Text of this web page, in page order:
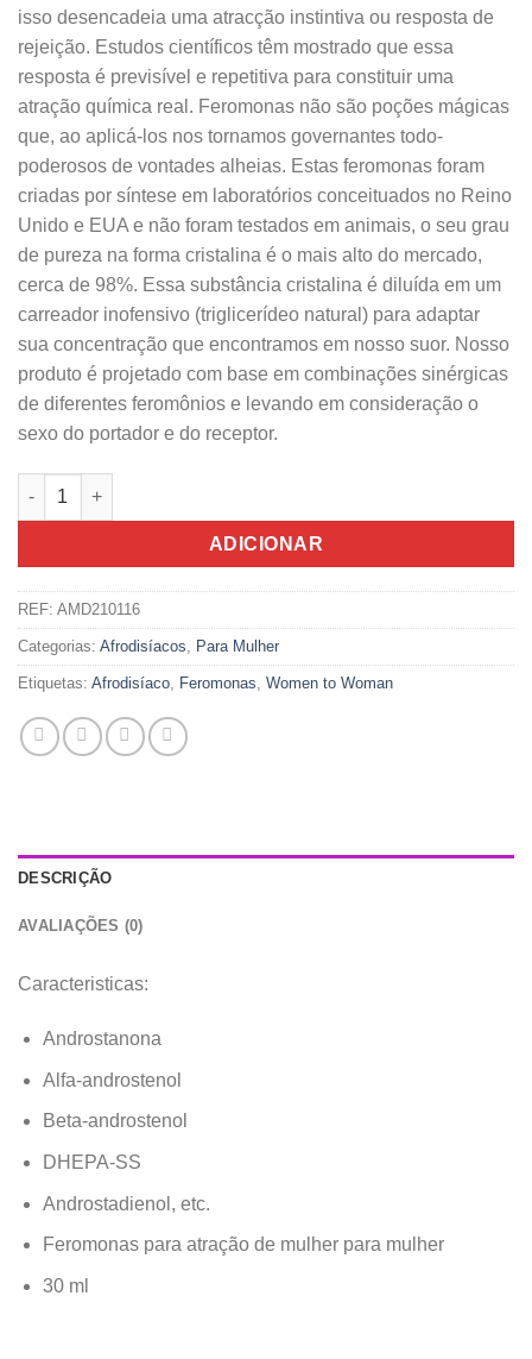
isso desencadeia uma atracção instintiva ou resposta de
rejeição. Estudos científicos têm mostrado que essa
resposta é previsível e repetitiva para constituir uma
atração química real. Feromonas não são poções mágicas
que, ao aplicá-los nos tornamos governantes todo-
poderosos de vontades alheias. Estas feromonas foram
criadas por síntese em laboratórios conceituados no Reino
Unido e EUA e não foram testados em animais, o seu grau
de pureza na forma cristalina é o mais alto do mercado,
cerca de 98%. Essa substância cristalina é diluída em um
carreador inofensivo (triglicerídeo natural) para adaptar
sua concentração que encontramos em nosso suor. Nosso
produto é projetado com base em combinações sinérgicas
de diferentes feromônios e levando em consideração o
sexo do portador e do receptor.
Quantidade de Women To Women Tentação Feromonas
ADICIONAR
REF: AMD210116
Categorias: Afrodisíacos, Para Mulher
Etiquetas: Afrodisíaco, Feromonas, Women to Woman
DESCRIÇÃO
AVALIAÇÕES (0)
Caracteristicas:
Androstanona
Alfa-androstenol
Beta-androstenol
DHEPA-SS
Androstadienol, etc.
Feromonas para atração de mulher para mulher
30 ml